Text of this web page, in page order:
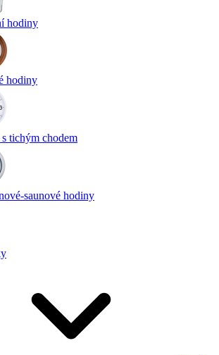
hodiny
hodiny
tichým chodem
saunové hodiny